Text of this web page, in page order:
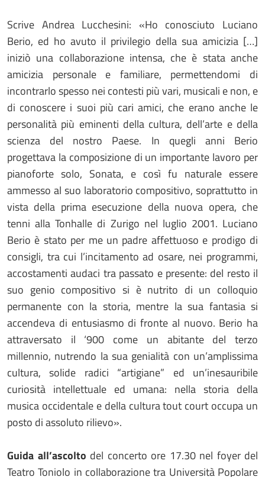
Scrive Andrea Lucchesini: «Ho conosciuto Luciano
Berio, ed ho avuto il privilegio della sua amicizia […]
iniziò una collaborazione intensa, che è stata anche
amicizia personale e familiare, permettendomi di
incontrarlo spesso nei contesti più vari, musicali e non, e
di conoscere i suoi più cari amici, che erano anche le
personalità più eminenti della cultura, dell’arte e della
scienza del nostro Paese. In quegli anni Berio
progettava la composizione di un importante lavoro per
pianoforte solo, Sonata, e così fu naturale essere
ammesso al suo laboratorio compositivo, soprattutto in
vista della prima esecuzione della nuova opera, che
tenni alla Tonhalle di Zurigo nel luglio 2001. Luciano
Berio è stato per me un padre affettuoso e prodigo di
consigli, tra cui l’incitamento ad osare, nei programmi,
accostamenti audaci tra passato e presente: del resto il
suo genio compositivo si è nutrito di un colloquio
permanente con la storia, mentre la sua fantasia si
accendeva di entusiasmo di fronte al nuovo. Berio ha
attraversato il ‘900 come un abitante del terzo
millennio, nutrendo la sua genialità con un’amplissima
cultura, solide radici “artigiane” ed un’inesauribile
curiosità intellettuale ed umana: nella storia della
musica occidentale e della cultura tout court occupa un
posto di assoluto rilievo».
Guida all’ascolto del concerto ore 17.30 nel foyer del
Teatro Toniolo in collaborazione tra Università Popolare